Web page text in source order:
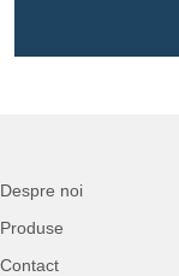
Despre noi
Produse
Contact